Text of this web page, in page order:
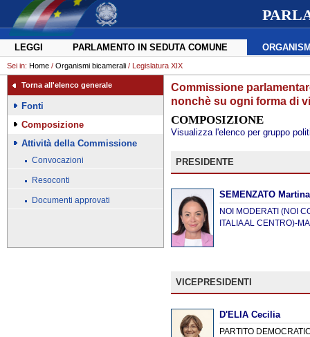
LEGGI PARLAMENTO IN SEDUTA COMUNE
Sei in: Home / Organismi bicamerali / Legislatura XIX
Torna all'elenco generale
Fonti
Composizione
Attività della Commissione
Convocazioni
Resoconti
Documenti approvati
Commissione
nonchè su ogni forma di
COMPOSIZIONE
Visualizza l'elenco per gruppo
PRESIDENTE
SEMENZATO Martina
NOI MODERATI (NOI
ITALIA AL CENTRO)-
VICEPRESIDENTI
D'ELIA Cecilia
PARTITO